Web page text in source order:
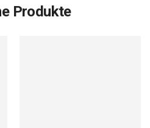
Produkte